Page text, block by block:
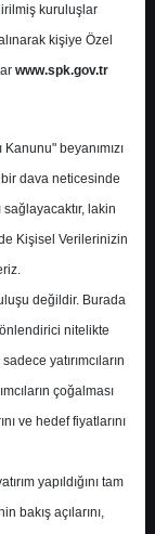
kuruluşlar
kişiye Özel
www.spk.gov.tr
beyanımızı
dava neticesinde
lakin
Kişisel Verilerinizin
değildir. Burada
nitelikte
yatırımcıların
çoğalması
ve hedef fiyatlarını
yapıldığını tam
bakış açılarını,